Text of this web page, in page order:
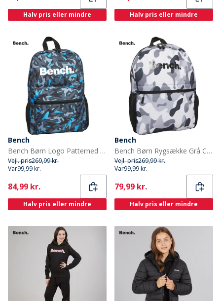
Halv pris eller mindre Halv pris eller mindre
Bench
Bench Børn Logo Patterned Rygsække Flerfarvet
Vejl. pris269,99 kr.
Var99,99 kr.
Current
84,99 kr.
Halv pris eller mindre
Bench
Bench Børn Rygsække Grå Camouflage
Vejl. pris269,99 kr.
Var99,99 kr.
Current
79,99 kr.
Halv pris eller mindre